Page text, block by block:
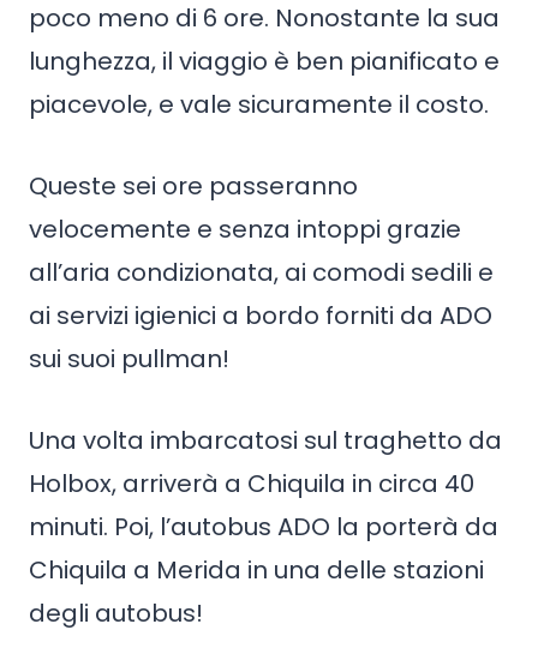
poco meno di 6 ore. Nonostante la sua
lunghezza, il viaggio è ben pianificato e
piacevole, e vale sicuramente il costo.
Queste sei ore passeranno
velocemente e senza intoppi grazie
all’aria condizionata, ai comodi sedili e
ai servizi igienici a bordo forniti da ADO
sui suoi pullman!
Una volta imbarcatosi sul traghetto da
Holbox, arriverà a Chiquila in circa 40
minuti. Poi, l’autobus ADO la porterà da
Chiquila a Merida in una delle stazioni
degli autobus!